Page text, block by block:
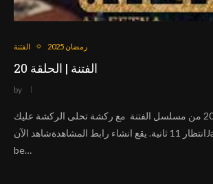
الفتنة رمضان 2025
الفتنة | الحلقة 20
by
نقدم لكم الحلقة 20 من مسلسل الفتنة مع ركشة تحلى الركشة عليك
انتظار 11 ثانية. يقع انشاء رابط المشاهدةشاهد الآنJavaScript needs to
be…